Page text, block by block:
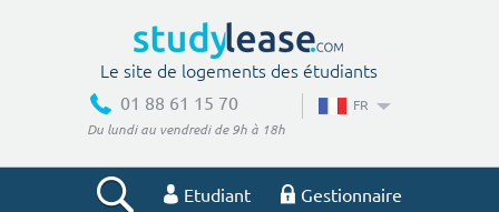
Le site de logements des étudiants
01 88 61 15 70
Du lundi au vendredi de 9h à 18h
FR
Etudiant Gestionnaire